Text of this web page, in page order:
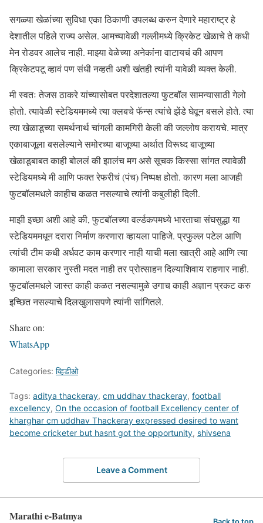
सगळ्या खेळांच्या सुविधा एका ठिकाणी उपलब्ध करुन देणारे महाराष्ट्र हे
देशातील पहिले राज्य असेल. आमच्यावेळी गल्लीमध्ये क्रिकेट खेळाचे ते कधी
मेन रोडवर आलेच नाही. माझ्या वेळेच्या अनेकांना वाटायचं की आपण
क्रिकेटपटू व्हावं पण संधी नव्हती अशी खंतही त्यांनी यावेळी व्यक्त केली.
मी स्वतः तेजस ठाकरे यांच्यासोबत परदेशातल्या फुटबॉल सामन्यासाठी गेलो
होतो. त्यावेळी स्टेडियममध्ये त्या क्लबचे फॅन्स त्यांचे झेंडे घेवून बसले होते. त्या
त्या खेळाडूच्या समर्थनार्थ चांगली कामगिरी केली की जल्लोष करायचे. मात्र
एकाबाजूला बसलेल्याने समोरच्या बाजूच्या अर्थात विरूध्द बाजूच्या
खेळाडूबाबत काही बोललं की झालंच मग असे सूचक किस्सा सांगत त्यावेळी
स्टेडियमध्ये मी आणि फक्त रेफरीचं (पंच) निष्पक्ष होतो. कारण मला आजही
फुटबॉलमधले काहीच कळत नसल्याचे त्यांनी कबुलीही दिली.
माझी इच्छा अशी आहे की, फुटबॉलच्या वर्ल्डकपमध्ये भारताचा संघसुद्धा या
स्टेडियममधून दरारा निर्माण करणारा व्हायला पाहिजे. प्रफुल्ल पटेल आणि
त्यांची टीम कधी अर्धवट काम करणार नाही याची मला खात्री आहे आणि त्या
कामाला सरकार नुस्ती मदत नाही तर प्रोत्साहन दिल्याशिवाय राहणार नाही.
फुटबॉलमधले जास्त काही कळत नसल्यामुळे उगाच काही अज्ञान प्रकट करु
इच्छित नसल्याचे दिलखुलासपणे त्यांनी सांगितले.
Share on:
WhatsApp
Categories: व्हिडीओ
Tags: aditya thackeray, cm uddhav thackeray, football
excellency, On the occasion of football Excellency center of
kharghar cm uddhav Thackeray expressed desired to want
become cricketer but hasnt got the opportunity, shivsena
Leave a Comment
Marathi e-Batmya